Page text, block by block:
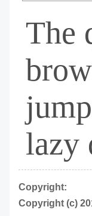
The
lazy
Copyright:
Copyright (c)